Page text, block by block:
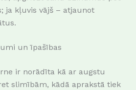
ja kļuvis vājš – atjaunot
un īpašības
ir norādīta kā ar augstu
slimībām, kādā aprakstā tiek